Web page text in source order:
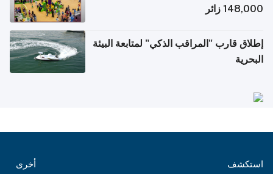
148,000 زائر
إطلاق قارب "المراقب الذكي" لمتابعة البيئة
البحرية
استكشف أخرى